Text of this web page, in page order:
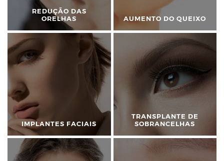
REDUÇÃO DAS
ORELHAS
AUMENTO DO QUEIXO
IMPLANTES FACIAIS
TRANSPLANTE DE
SOBRANCELHAS